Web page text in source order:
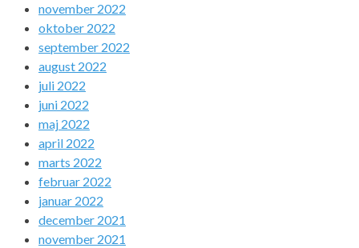
november 2022
oktober 2022
september 2022
august 2022
juli 2022
juni 2022
maj 2022
april 2022
marts 2022
februar 2022
januar 2022
december 2021
november 2021